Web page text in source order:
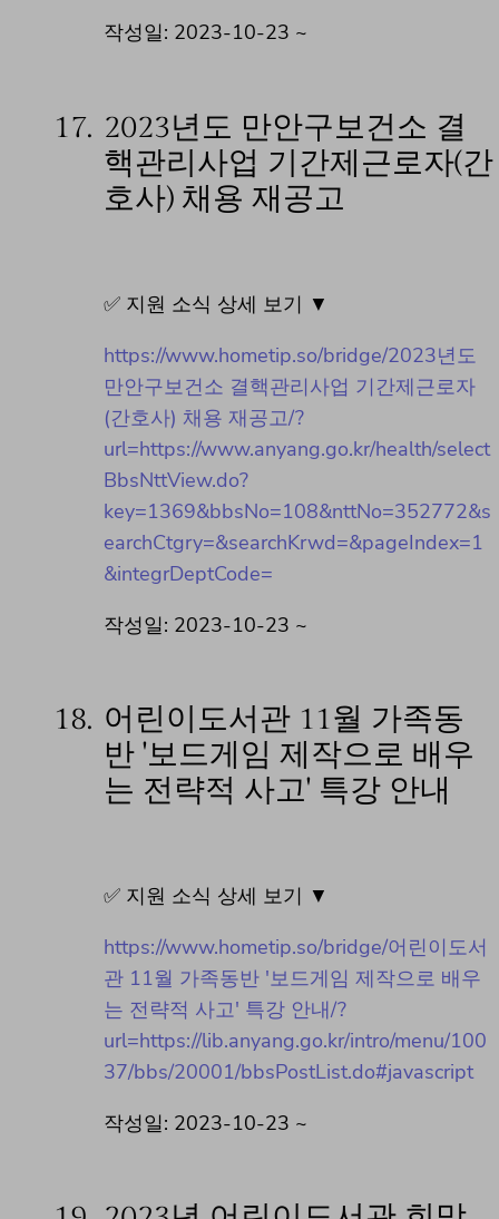
작성일: 2023-10-23 ~
17. 2023년도 만안구보건소 결
핵관리사업 기간제근로자(간
호사) 채용 재공고
✅ 지원 소식 상세 보기 ▼
https://www.hometip.so/bridge/2023년도
만안구보건소 결핵관리사업 기간제근로자
(간호사) 채용 재공고/?
url=https://www.anyang.go.kr/health/select
BbsNttView.do?
key=1369&bbsNo=108&nttNo=352772&s
earchCtgry=&searchKrwd=&pageIndex=1
&integrDeptCode=
작성일: 2023-10-23 ~
18. 어린이도서관 11월 가족동
반 '보드게임 제작으로 배우
는 전략적 사고' 특강 안내
✅ 지원 소식 상세 보기 ▼
https://www.hometip.so/bridge/어린이도서
관 11월 가족동반 '보드게임 제작으로 배우
는 전략적 사고' 특강 안내/?
url=https://lib.anyang.go.kr/intro/menu/100
37/bbs/20001/bbsPostList.do#javascript
작성일: 2023-10-23 ~